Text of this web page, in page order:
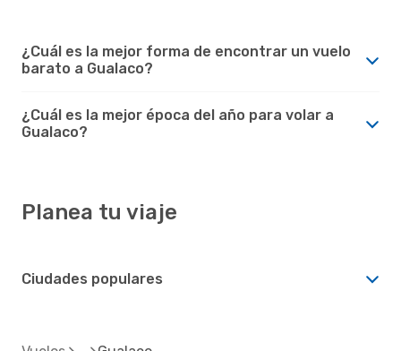
¿Cuál es la mejor forma de encontrar un vuelo
barato a Gualaco?
¿Cuál es la mejor época del año para volar a
Gualaco?
Planea tu viaje
Ciudades populares